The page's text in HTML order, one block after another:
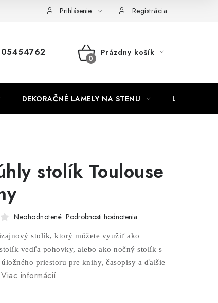
na mieru Najpredávanejšie produkty
Prihlásenie Registrácia
NÁKUPNÝ
Prázdny košík
DEKORAČNÉ LAMELY NA STENU LAMELOVÉ
stolík Toulouse
Neohodnotené Podrobnosti hodnotenia
stolík, ktorý môžete využiť ako
vedľa pohovky, alebo ako nočný stolík s
priestoru pre knihy, časopisy a ďalšie
Viac informácií